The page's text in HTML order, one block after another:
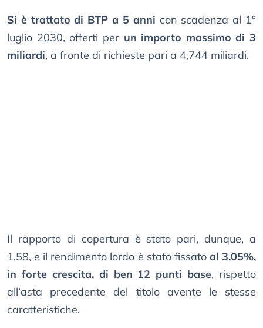
Si è trattato di BTP a 5 anni con scadenza al 1°
luglio 2030, offerti per un importo massimo di 3
miliardi, a fronte di richieste pari a 4,744 miliardi.
Il rapporto di copertura è stato pari, dunque, a
1,58, e il rendimento lordo è stato fissato al 3,05%,
in forte crescita, di ben 12 punti base, rispetto
all’asta precedente del titolo avente le stesse
caratteristiche.